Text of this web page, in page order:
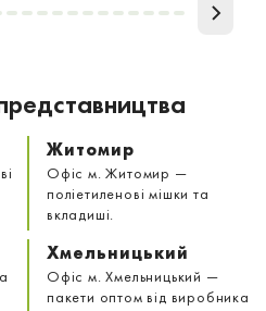
Житомир
Офіс м. Житомир —
поліетиленові мішки та
вкладиші.
Хмельницький
Офіс м. Хмельницький —
пакети оптом від виробника